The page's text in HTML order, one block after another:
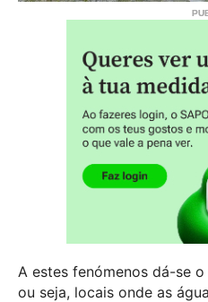
A estes fenómenos dá-se
ou seja, locais onde as